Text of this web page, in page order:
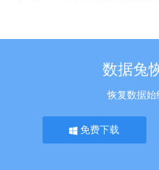
数据兔
恢复数据始
免费下载